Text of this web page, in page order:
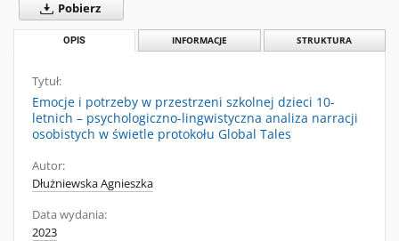
Pobierz
OPIS INFORMACJE STRUKTURA
Tytuł:
Emocje i potrzeby w przestrzeni szkolnej dzieci 10-
letnich – psychologiczno-lingwistyczna analiza narracji
osobistych w świetle protokołu Global Tales
Autor:
Dłużniewska Agnieszka
Data wydania:
2023